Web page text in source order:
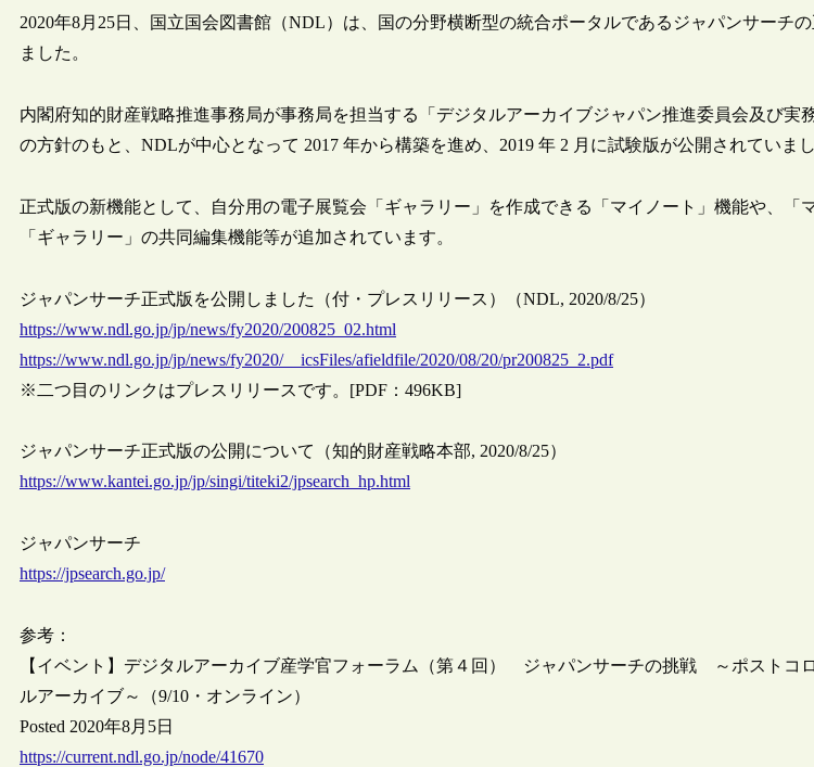
2020年8月25日、国立国会図書館（NDL）は、国の分野横断型の統合ポータルであるジャパンサーチ
ました。
内閣府知的財産戦略推進事務局が事務局を担当する「デジタルアーカイブジャパン推進委員会及び実
の方針のもと、NDLが中心となって 2017 年から構築を進め、2019 年 2 月に試験版が公開されていまし
正式版の新機能として、自分用の電子展覧会「ギャラリー」を作成できる「マイノート」機能や、「
「ギャラリー」の共同編集機能等が追加されています。
ジャパンサーチ正式版を公開しました（付・プレスリリース）（NDL, 2020/8/25）
https://www.ndl.go.jp/jp/news/fy2020/200825_02.html
https://www.ndl.go.jp/jp/news/fy2020/__icsFiles/afieldfile/2020/08/20/pr200825_2.pdf
※二つ目のリンクはプレスリリースです。[PDF：496KB]
ジャパンサーチ正式版の公開について（知的財産戦略本部, 2020/8/25）
https://www.kantei.go.jp/jp/singi/titeki2/jpsearch_hp.html
ジャパンサーチ
https://jpsearch.go.jp/
参考：
【イベント】デジタルアーカイブ産学官フォーラム（第４回） ジャパンサーチの挑戦 ～ポストコ
ルアーカイブ～（9/10・オンライン）
Posted 2020年8月5日
https://current.ndl.go.jp/node/41670